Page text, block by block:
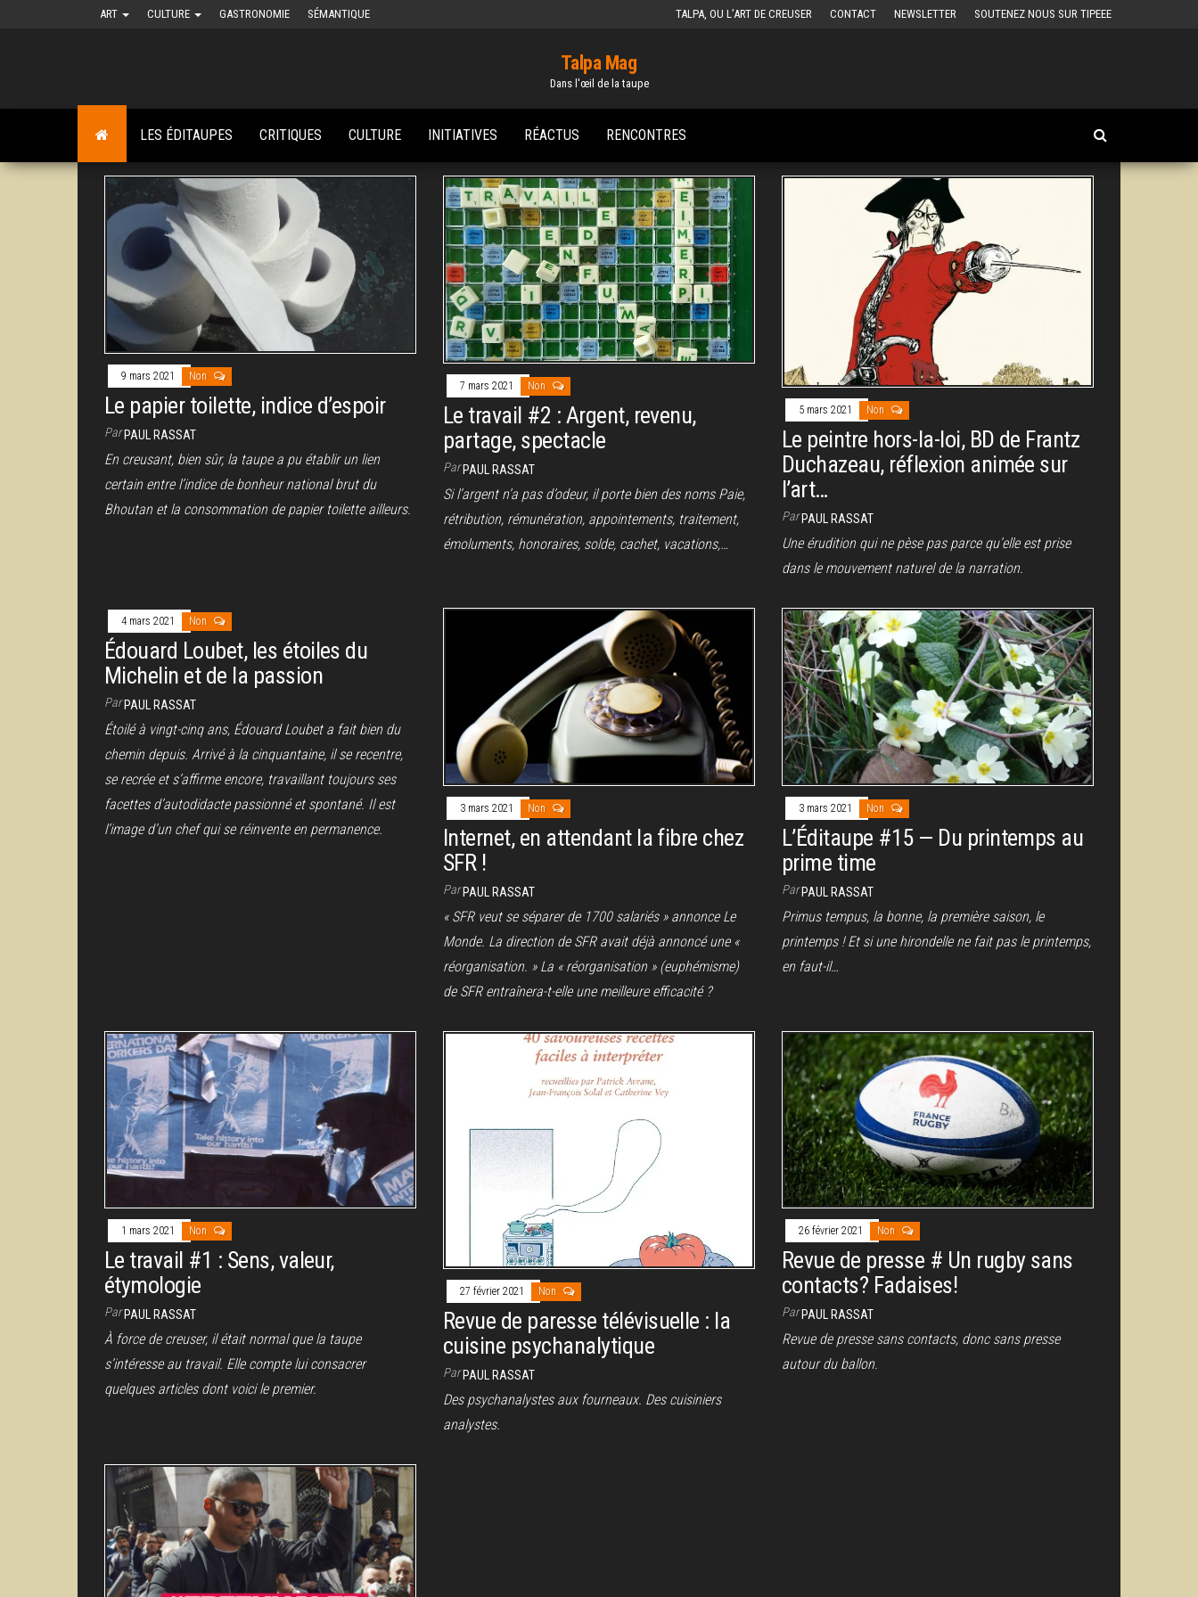
ART CULTURE GASTRONOMIE SÉMANTIQUE TALPA, OU L’ART DE CREUSER CONTACT NEWSLETTER SOUTENEZ NOUS SUR TIPEEE
Talpa Mag
Dans l'œil de la taupe
LES ÉDITAUPES CRITIQUES CULTURE INITIATIVES RÉACTUS RENCONTRES
9 mars 2021 Non
Le papier toilette, indice d’espoir
ParPAUL RASSAT
En creusant, bien sûr, la taupe a pu établir un lien
certain entre l’indice de bonheur national brut du
Bhoutan et la consommation de papier toilette ailleurs.
7 mars 2021 Non
Le travail #2 : Argent, revenu,
partage, spectacle
ParPAUL RASSAT
Si l’argent n’a pas d’odeur, il porte bien des noms Paie,
rétribution, rémunération, appointements, traitement,
émoluments, honoraires, solde, cachet, vacations,…
5 mars 2021 Non
Le peintre hors-la-loi, BD de Frantz
Duchazeau, réflexion animée sur
l’art…
ParPAUL RASSAT
Une érudition qui ne pèse pas parce qu’elle est prise
dans le mouvement naturel de la narration.
4 mars 2021 Non
Édouard Loubet, les étoiles du
Michelin et de la passion
ParPAUL RASSAT
Étoilé à vingt-cinq ans, Édouard Loubet a fait bien du
chemin depuis. Arrivé à la cinquantaine, il se recentre,
se recrée et s’affirme encore, travaillant toujours ses
facettes d’autodidacte passionné et spontané. Il est
l’image d’un chef qui se réinvente en permanence.
3 mars 2021 Non
Internet, en attendant la fibre chez
SFR !
ParPAUL RASSAT
« SFR veut se séparer de 1700 salariés » annonce Le
Monde. La direction de SFR avait déjà annoncé une «
réorganisation. » La « réorganisation » (euphémisme)
de SFR entraînera-t-elle une meilleure efficacité ?
3 mars 2021 Non
L’Éditaupe #15 — Du printemps au
prime time
ParPAUL RASSAT
Primus tempus, la bonne, la première saison, le
printemps ! Et si une hirondelle ne fait pas le printemps,
en faut-il…
1 mars 2021 Non
Le travail #1 : Sens, valeur,
étymologie
ParPAUL RASSAT
À force de creuser, il était normal que la taupe
s’intéresse au travail. Elle compte lui consacrer
quelques articles dont voici le premier.
27 février 2021 Non
Revue de paresse télévisuelle : la
cuisine psychanalytique
ParPAUL RASSAT
Des psychanalystes aux fourneaux. Des cuisiniers
analystes.
26 février 2021 Non
Revue de presse # Un rugby sans
contacts? Fadaises!
ParPAUL RASSAT
Revue de presse sans contacts, donc sans presse
autour du ballon.